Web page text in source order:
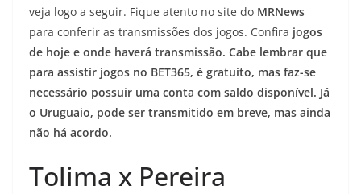
veja logo a seguir. Fique atento no site do MRNews
para conferir as transmissões dos jogos. Confira jogos
de hoje e onde haverá transmissão. Cabe lembrar que
para assistir jogos no BET365, é gratuito, mas faz-se
necessário possuir uma conta com saldo disponível. Já
o Uruguaio, pode ser transmitido em breve, mas ainda
não há acordo.
Tolima x Pereira